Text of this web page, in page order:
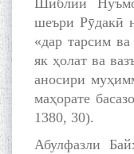
Шиблии
шеъри Рӯдакӣ
«дар тарсим
як ҳолат ва
аносири
маҳорате
1380, 30).
Абулфазли